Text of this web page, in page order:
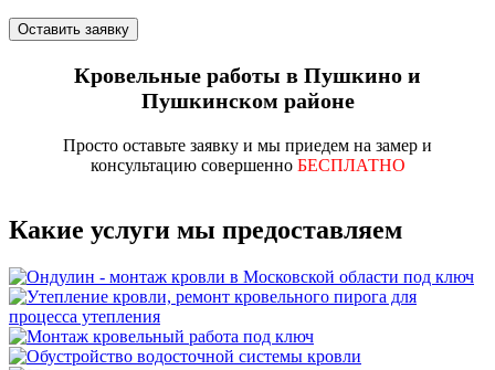
Оставить заявку
Кровельные работы в Пушкино и
Пушкинском районе
Просто оставьте заявку и мы приедем на замер и
консультацию совершенно БЕСПЛАТНО
Какие услуги мы предоставляем